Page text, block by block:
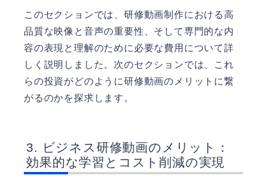
このセクションでは、研修動画制作における高
品質な映像と音声の重要性、そして専門的な内
容の表現と理解のために必要な費用について詳
しく説明しました。次のセクションでは、これ
らの投資がどのように研修動画のメリットに繋
がるのかを探求します。
ビジネス研修動画のメリット：
効果的な学習とコスト削減の実現